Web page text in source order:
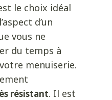
le choix idéal
d’un
vous ne
du temps à
menuiserie.
résistant. Il est